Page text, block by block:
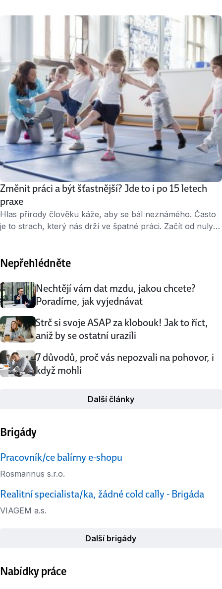
součástí – už osmý měsíc pracuje v neziskové organizaci
Bona, která pomáhá lidem s duševním handicapem.
„V neziskovce je nutné si vše vyprosit. To je role, kterou
jsem dosud neznala a která je upřímně dost vysilující,“
popisuje …
Změnit práci a být šťastnější? Jde to i po 15 letech
praxe
Hlas přírody člověku káže, aby se bál neznámého. Často
je to strach, který nás drží ve špatné práci. Začít od nuly
která to dokázala. No jo, jenže já nic jiného neumím…
Nepřehlédněte
Nechtějí vám dat mzdu, jakou chcete?
Poradíme, jak vyjednávat
Strč si svoje ASAP za klobouk! Jak to říct,
aniž by se ostatní urazili
7 důvodů, proč vás nepozvali na pohovor, i
když mohli
Další články
Brigády
Pracovník/ce balírny e-shopu
Rosmarinus s.r.o.
Realitní specialista/ka, žádné cold cally - Brigáda
VIAGEM a.s.
Další brigády
Nabídky práce